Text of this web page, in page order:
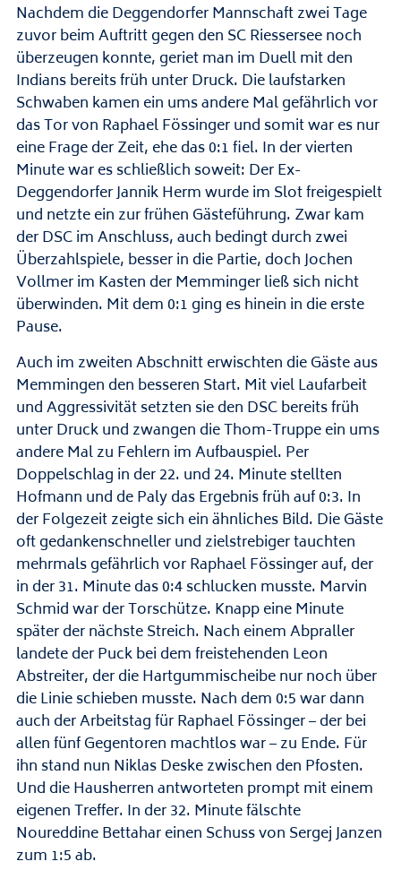
Nachdem die Deggendorfer Mannschaft zwei Tage
zuvor beim Auftritt gegen den SC Riessersee noch
überzeugen konnte, geriet man im Duell mit den
Indians bereits früh unter Druck. Die laufstarken
Schwaben kamen ein ums andere Mal gefährlich vor
das Tor von Raphael Fössinger und somit war es nur
eine Frage der Zeit, ehe das 0:1 fiel. In der vierten
Minute war es schließlich soweit: Der Ex-
Deggendorfer Jannik Herm wurde im Slot freigespielt
und netzte ein zur frühen Gästeführung. Zwar kam
der DSC im Anschluss, auch bedingt durch zwei
Überzahlspiele, besser in die Partie, doch Jochen
Vollmer im Kasten der Memminger ließ sich nicht
überwinden. Mit dem 0:1 ging es hinein in die erste
Pause.
Auch im zweiten Abschnitt erwischten die Gäste aus
Memmingen den besseren Start. Mit viel Laufarbeit
und Aggressivität setzten sie den DSC bereits früh
unter Druck und zwangen die Thom-Truppe ein ums
andere Mal zu Fehlern im Aufbauspiel. Per
Doppelschlag in der 22. und 24. Minute stellten
Hofmann und de Paly das Ergebnis früh auf 0:3. In
der Folgezeit zeigte sich ein ähnliches Bild. Die Gäste
oft gedankenschneller und zielstrebiger tauchten
mehrmals gefährlich vor Raphael Fössinger auf, der
in der 31. Minute das 0:4 schlucken musste. Marvin
Schmid war der Torschütze. Knapp eine Minute
später der nächste Streich. Nach einem Abpraller
landete der Puck bei dem freistehenden Leon
Abstreiter, der die Hartgummischeibe nur noch über
die Linie schieben musste. Nach dem 0:5 war dann
auch der Arbeitstag für Raphael Fössinger – der bei
allen fünf Gegentoren machtlos war – zu Ende. Für
ihn stand nun Niklas Deske zwischen den Pfosten.
Und die Hausherren antworteten prompt mit einem
eigenen Treffer. In der 32. Minute fälschte
Noureddine Bettahar einen Schuss von Sergej Janzen
zum 1:5 ab.